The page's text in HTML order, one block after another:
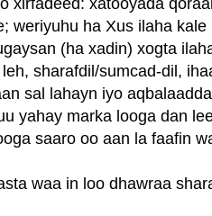
weriyuhu ha Xus ilaha
(ha xadin) xogta
sharafdil/sumcad-dil,
sal lahayn iyo
yahay marka looga dan
saaro oo aan la faafin
waa in loo dhawraa